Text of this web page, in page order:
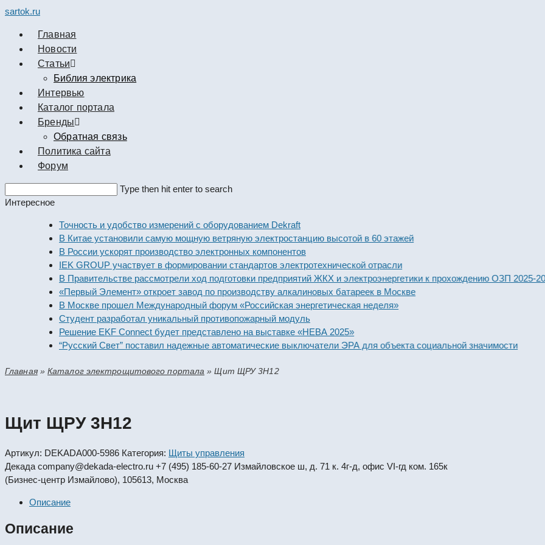
sartok.ru
Главная
Новости
Cтатьи
Библия электрика
Интервью
Каталог портала
Бренды
Обратная связь
Политика сайта
Форум
this
Type then hit enter to search
Интересное
Точность и удобство измерений с оборудованием Dekraft
В Китае установили самую мощную ветряную электростанцию высотой в 60 этажей
В России ускорят производство электронных компонентов
IEK GROUP участвует в формировании стандартов электротехнической отрасли
В Правительстве рассмотрели ход подготовки предприятий ЖКХ и электроэнергетики к прохождению ОЗП 2025-2026
«Первый Элемент» откроет завод по производству алкалиновых батареек в Москве
В Москве прошел Международный форум «Российская энергетическая неделя»
Студент разработал уникальный противопожарный модуль
Решение EKF Connect будет представлено на выставке «НЕВА 2025»
“Русский Свет” поставил надежные автоматические выключатели ЭРА для объекта социальной значимости
Главная»Каталог электрощитового портала »Щит ЩРУ 3Н12
Щит ЩРУ 3Н12
Артикул: DEKADA000-5986 Категория: Щиты управления
Декада company@dekada-electro.ru +7 (495) 185-60-27 Измайловское ш, д. 71 к. 4г-д, офис VI-гд ком. 165к
(Бизнес-центр Измайлово), 105613, Москва
Описание
Описание